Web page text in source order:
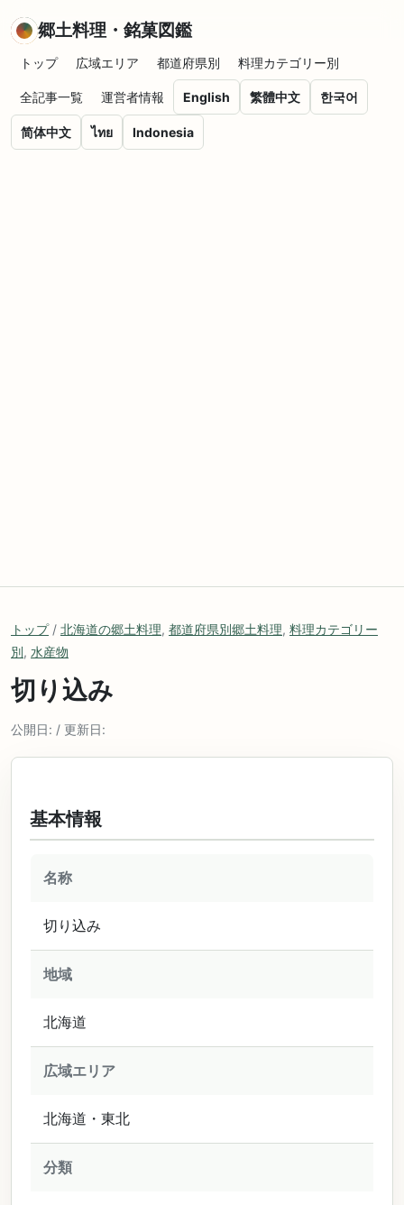
郷土料理・銘菓図鑑
トップ 広域エリア 都道府県別 料理カテゴリー別
全記事一覧 運営者情報 English 繁體中文 한국어
简体中文 ไทย Indonesia
トップ/ 北海道の郷土料理, 都道府県別郷土料理, 料理カテゴリー
別, 水産物
切り込み
公開日: / 更新日:
基本情報
名称
切り込み
地域
北海道
広域エリア
北海道・東北
分類